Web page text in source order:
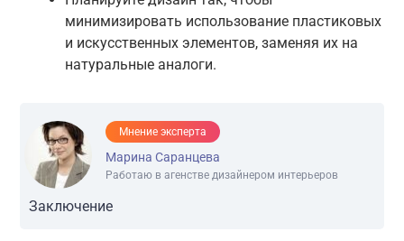
минимизировать использование пластиковых
и искусственных элементов, заменяя их на
натуральные аналоги.
Мнение эксперта
Марина Саранцева
Работаю в агенстве дизайнером интерьеров
Заключение